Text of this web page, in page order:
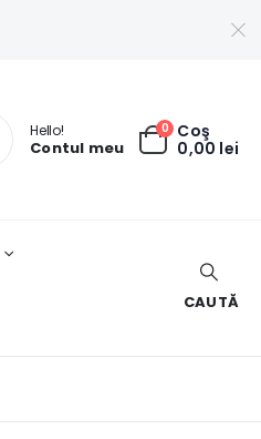
Hello!
Contul meu
0 Coş
0,00 lei
CAUTĂ